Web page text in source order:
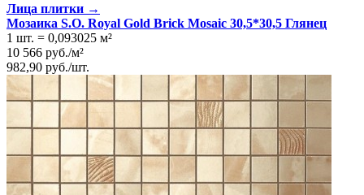
Лица плитки →
Мозаика S.O. Royal Gold Brick Mosaic 30,5*30,5 Глянeц
1 шт. = 0,093025 м²
10 566 руб./м²
982,90 руб./шт.